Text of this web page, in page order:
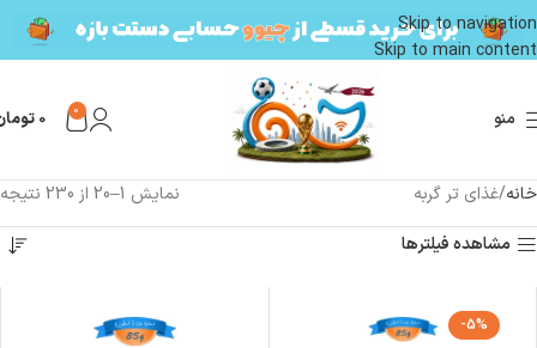
Skip to navigation
Skip to main content
منو 0
0
خانه غذای تر گربه
نمایش 1–20 از 230 نتیجه
مشاهده فیلترها
-5%